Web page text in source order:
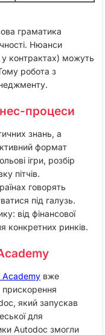
граматика
Нюанси
контрактах) можуть
робота з
процеси
знань, а
формат
ігри, розбір
пітчів.
говорять
під галузь.
від фінансової
конкретних ринків.
Academy вже
який запускав
для
Autodoc змогли